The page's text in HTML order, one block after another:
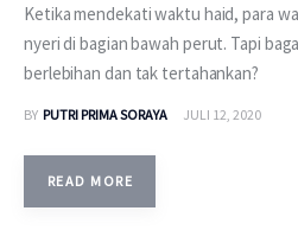
Ketika mendekati waktu haid, para
nyeri di bagian bawah perut. Tapi
berlebihan dan tak tertahankan?
BY PUTRI PRIMA SORAYA JULI 12, 2020
READ MORE